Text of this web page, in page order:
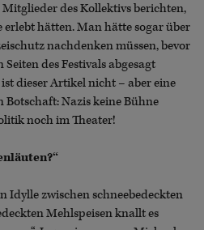
des Kollektivs berichten,
erlebt hätten. Man hätte sogar über
nachdenken müssen, bevor
des Festivals abgesagt
dieser Artikel nicht – aber eine
Nazis keine Bühne
noch im Theater!
Idylle zwischen schneebedeckten
Mehlspeisen knallt es